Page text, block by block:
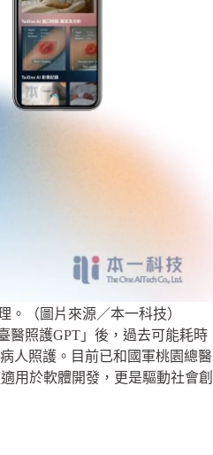
。（圖片來源／本一科技）
醫照護GPT」後，過去可能耗時
人照護。目前已和國軍桃園總醫
用於軟體開發，更是驅動社會創